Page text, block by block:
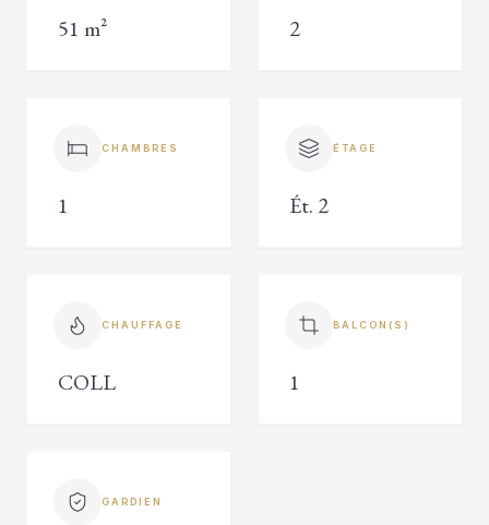
51 m² 2
CHAMBRES
1
ÉTAGE
Ét. 2
CHAUFFAGE
COLL
BALCON(S)
1
GARDIEN